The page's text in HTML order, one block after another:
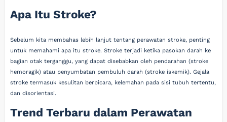
Apa Itu Stroke?
Sebelum kita membahas lebih lanjut tentang perawatan stroke, penting
untuk memahami apa itu stroke. Stroke terjadi ketika pasokan darah ke
bagian otak terganggu, yang dapat disebabkan oleh pendarahan (stroke
hemoragik) atau penyumbatan pembuluh darah (stroke iskemik). Gejala
stroke termasuk kesulitan berbicara, kelemahan pada sisi tubuh tertentu,
dan disorientasi.
Trend Terbaru dalam Perawatan